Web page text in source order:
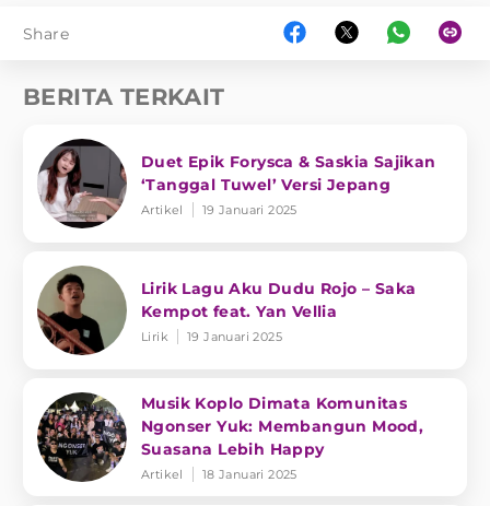
Share
BERITA TERKAIT
Duet Epik Forysca & Saskia Sajikan
‘Tanggal Tuwel’ Versi Jepang
Artikel 19 Januari 2025
Lirik Lagu Aku Dudu Rojo – Saka
Kempot feat. Yan Vellia
Lirik 19 Januari 2025
Musik Koplo Dimata Komunitas
Ngonser Yuk: Membangun Mood,
Suasana Lebih Happy
Artikel 18 Januari 2025